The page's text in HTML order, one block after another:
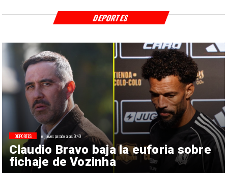
Claudio Bravo baja la euforia sobre
fichaje de Vozinha
DEPORTES el jueves pasado a las 9:49
DEPORTES